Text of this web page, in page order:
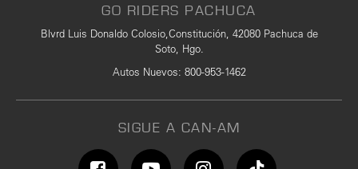
GO RIDERS PACHUCA
Blvrd Luis Donaldo Colosio,Constitución, 42080 Pachuca de
Soto, Hgo.
Autos Nuevos: 800-953-1462
SIGUE A CAN-AM